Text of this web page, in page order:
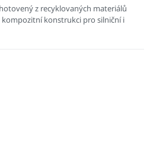
z recyklovaných materiálů
konstrukci pro silniční i